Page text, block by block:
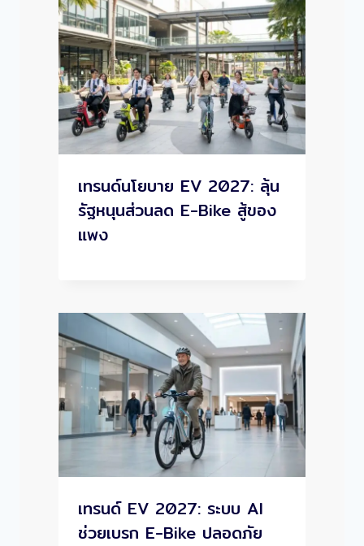
เทรนด์นโยบาย EV 2027: ลุ้น
รัฐหนุนส่วนลด E-Bike สู้ของ
แพง
เทรนด์ EV 2027: ระบบ AI
ช่วยเบรก E-Bike ปลอดภัย